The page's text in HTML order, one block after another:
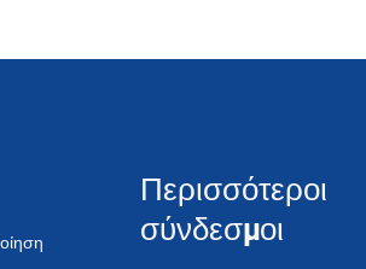
Περισσότεροι
σύνδεσμοι